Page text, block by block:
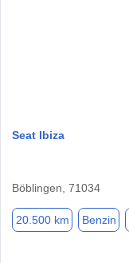
Seat Ibiza
Böblingen, 71034
20.500 km Benzin